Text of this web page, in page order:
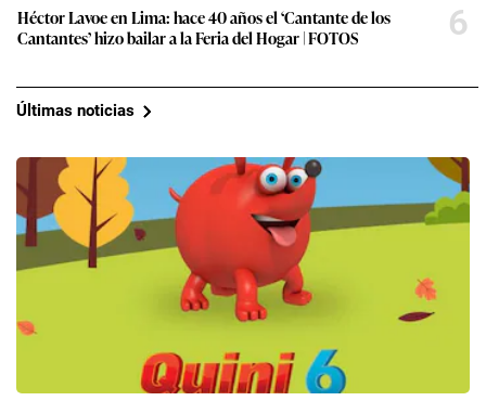
Héctor Lavoe en Lima: hace 40 años el ‘Cantante de los
Cantantes’ hizo bailar a la Feria del Hogar | FOTOS
6
Últimas noticias